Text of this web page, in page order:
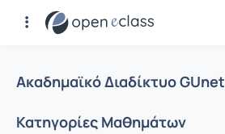
Μαθήματα
Ακαδημαϊκό Διαδίκτυο GUnet
Κατηγορίες Μαθημάτων